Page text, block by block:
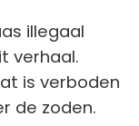
illegaal
verhaal.
is verboden
de zoden.